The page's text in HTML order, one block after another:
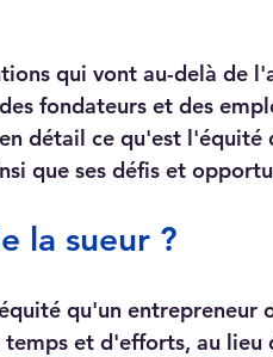
qui vont au-delà de
fondateurs et des
détail ce qu'est l'équité
que ses défis et
la sueur ?
qu'un entrepreneur
et d'efforts, au lieu